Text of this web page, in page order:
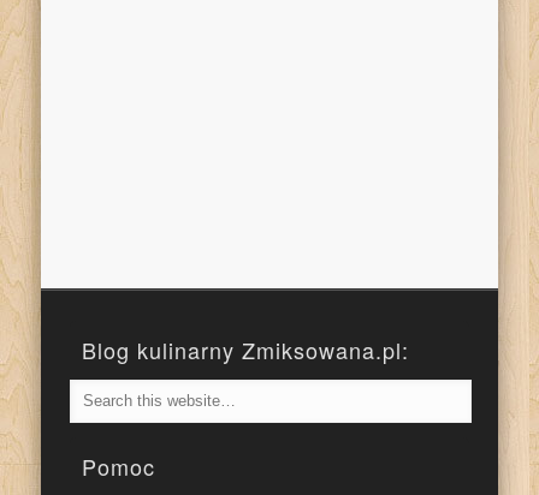
Blog kulinarny Zmiksowana.pl:
Pomoc